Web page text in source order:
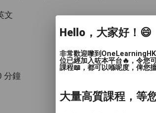
文
分鐘
Hello，大家好！😄
非常歡迎嚟到
位已經加入咗本平台🔥，令您
課程📖，都可以喺呢度，俾您
大量高質課程，等